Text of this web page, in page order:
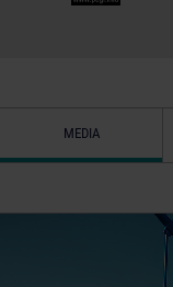
MEDIA